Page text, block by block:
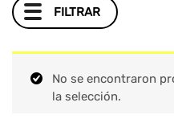
FILTRAR
No se encontraron
la selección.